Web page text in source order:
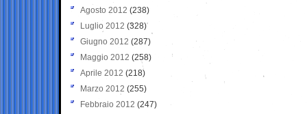
Agosto 2012 (238)
Luglio 2012 (328)
Giugno 2012 (287)
Maggio 2012 (258)
Aprile 2012 (218)
Marzo 2012 (255)
Febbraio 2012 (247)